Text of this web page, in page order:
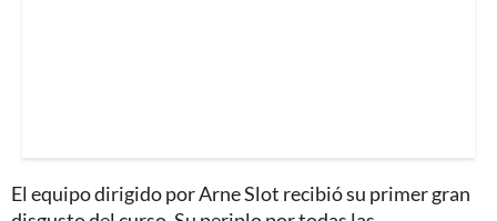
El equipo dirigido por Arne Slot recibió su primer gran